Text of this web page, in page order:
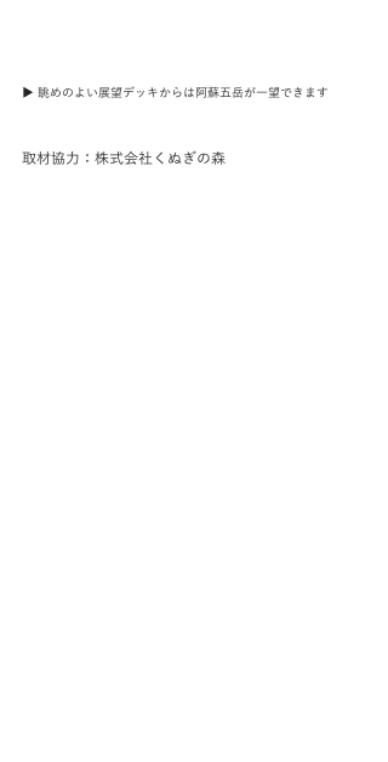
▶ 眺めのよい展望デッキからは阿蘇五岳が一望できます
取材協力：株式会社くぬぎの森